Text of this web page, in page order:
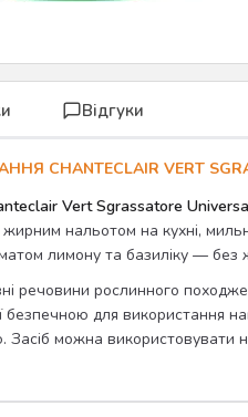
Відгуки
CHANTECLAIR VERT
Vert Sgrassatore
нальотом на кухні,
лимону та базиліку — без
речовини рослинного
безпечною для використання
можна використовувати